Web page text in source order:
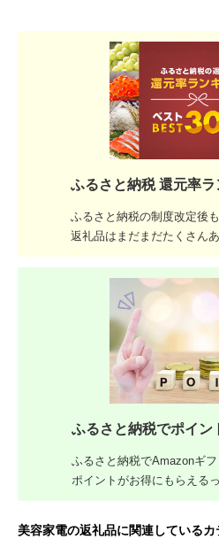
ふるさと納税 還元率
ふるさと納税の制度改定後
返礼品はまだまだたくさん
ふるさと納税でポイン
ふるさと納税でAmazonギ
ポイントがお得にもらえる
美容家電の返礼品に関連しているカ